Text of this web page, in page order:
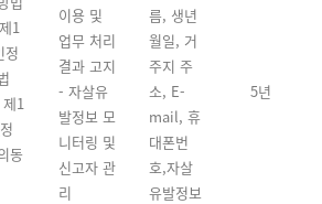
1
정
1
동
이용 및
업무 처리
결과 고지
- 자살유
발정보 모
니터링 및
신고자 관
리
름, 생년
월일, 거
주지 주
소, E-
mail, 휴
대폰번
호,자살
유발정보
5년